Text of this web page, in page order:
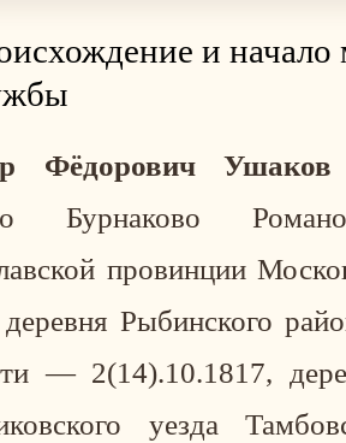
и начало
Фёдорович Ушаков
Бурнаково
провинции
Рыбинского
— 2(14).10.1817,
уезда